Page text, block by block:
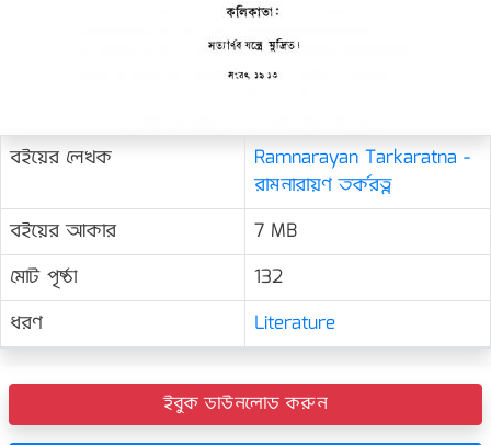
বইয়ের লেখক
Ramnarayan Tarkaratna -
রামনারায়ণ তর্করত্ন
বইয়ের আকার
7 MB
মোট পৃষ্ঠা
132
ধরণ
Literature
ইবুক ডাউনলোড করুন